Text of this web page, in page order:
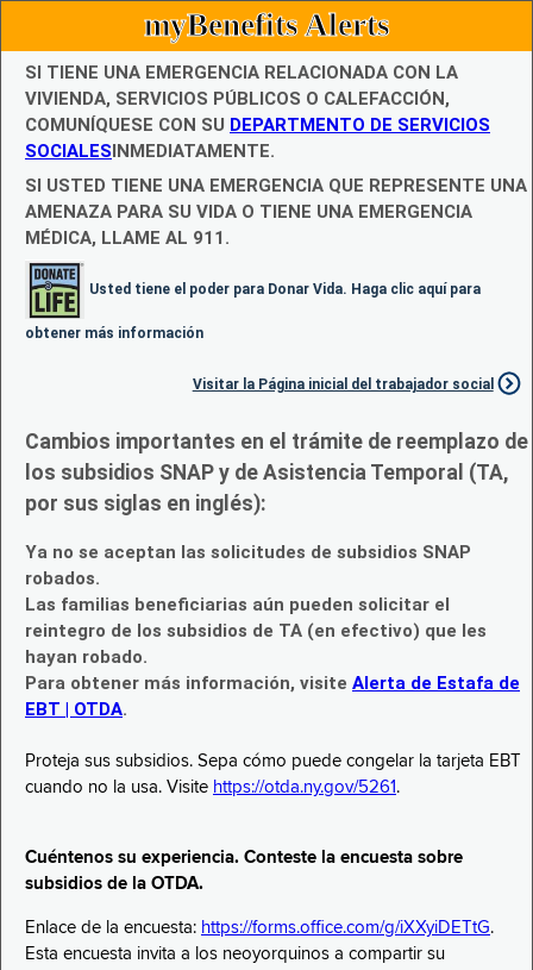
myBenefits Alerts
SI TIENE UNA EMERGENCIA RELACIONADA CON LA
VIVIENDA, SERVICIOS PÚBLICOS O CALEFACCIÓN,
COMUNÍQUESE CON SU DEPARTMENTO DE SERVICIOS
SOCIALESINMEDIATAMENTE.
SI USTED TIENE UNA EMERGENCIA QUE REPRESENTE UNA
AMENAZA PARA SU VIDA O TIENE UNA EMERGENCIA
MÉDICA, LLAME AL 911.
Usted tiene el poder para Donar Vida. Haga clic aquí para
obtener más información
Visitar la Página inicial del trabajador social
Cambios importantes en el trámite de reemplazo de
los subsidios SNAP y de Asistencia Temporal (TA,
por sus siglas en inglés):
Ya no se aceptan las solicitudes de subsidios SNAP
robados.
Las familias beneficiarias aún pueden solicitar el
reintegro de los subsidios de TA (en efectivo) que les
hayan robado.
Para obtener más información, visite Alerta de Estafa de
EBT | OTDA.
Proteja sus subsidios. Sepa cómo puede congelar la tarjeta EBT
cuando no la usa. Visite https://otda.ny.gov/5261 .
Cuéntenos su experiencia. Conteste la encuesta sobre
subsidios de la OTDA.
Enlace de la encuesta: https://forms.office.com/g/iXXyiDETtG.
Esta encuesta invita a los neoyorquinos a compartir su